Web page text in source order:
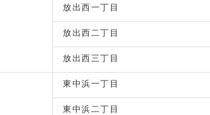
放出西一丁目
放出西二丁目
放出西三丁目
東中浜一丁目
東中浜二丁目